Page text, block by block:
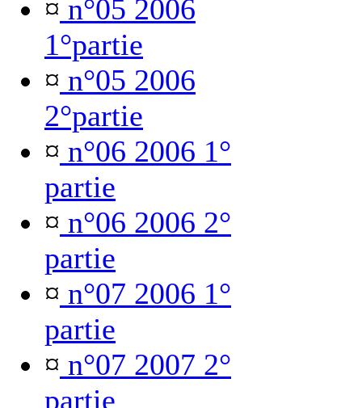
¤ n°05 2006
1°partie
¤ n°05 2006
2°partie
¤ n°06 2006 1°
partie
¤ n°06 2006 2°
partie
¤ n°07 2006 1°
partie
¤ n°07 2007 2°
partie